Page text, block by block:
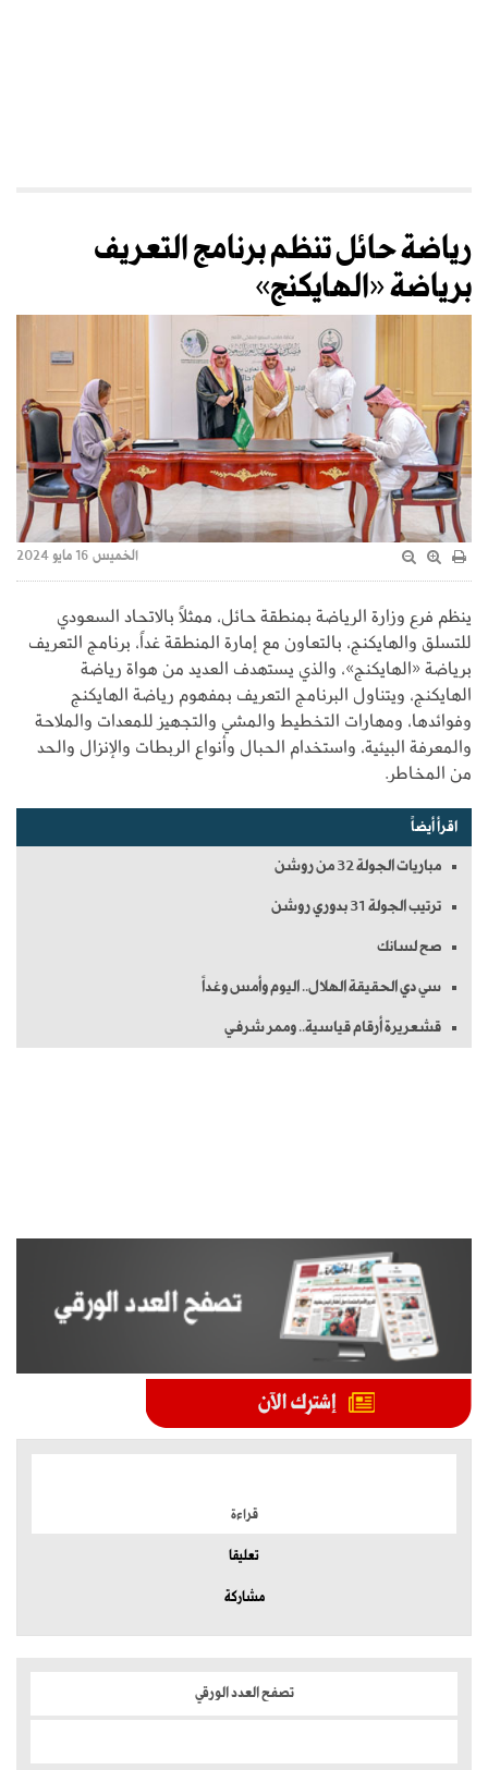
رياضة حائل تنظم برنامج التعريف
برياضة «الهايكنج»
الخميس 16 مايو 2024
ينظم فرع وزارة الرياضة بمنطقة حائل، ممثلاً بالاتحاد السعودي
للتسلق والهايكنج، ‏بالتعاون مع إمارة المنطقة غداً، برنامج التعريف
برياضة «الهايكنج»، والذي ‏يستهدف العديد من هواة رياضة
الهايكنج، ويتناول البرنامج التعريف بمفهوم رياضة الهايكنج
وفوائدها، ومهارات التخطيط ‏والمشي والتجهيز للمعدات والملاحة
والمعرفة البيئية، واستخدام الحبال ‏وأنواع الربطات والإنزال والحد
من المخاطر.
اقرأ أيضاً
مباريات الجولة 32 من روشن
ترتيب الجولة 31 بدوري روشن
صح لسانك
سي دي الحقيقة الهلال.. اليوم وأمس وغداً
قشعريرة أرقام قياسية.. وممر شرفـي
قراءة
تعليقا
مشاركة
تصفح العدد الورقي